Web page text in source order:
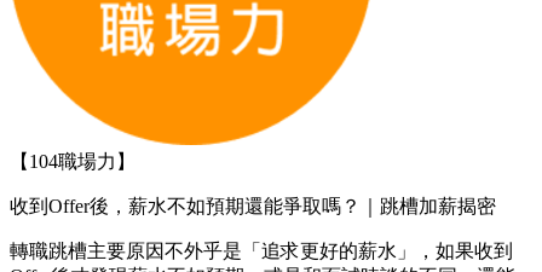
【104職場力】
收到Offer後，薪水不如預期還能爭取嗎？｜跳槽加薪揭密
轉職跳槽主要原因不外乎是「追求更好的薪水」，如果收到